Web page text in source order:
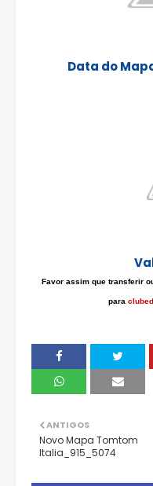
Data do
Favor assim que transferir
para
ANTIGOS
Novo Mapa Tomtom
Italia_915_5074